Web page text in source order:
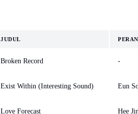
JUDUL PERAN
Broken Record -
Exist Within (Interesting Sound) Eun
Love Forecast Hee